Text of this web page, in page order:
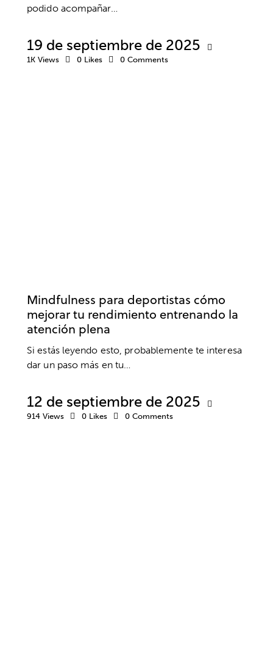
podido acompañar…
19 de septiembre de 2025
1K Views 0 Likes 0 Comments
Mindfulness para deportistas cómo
mejorar tu rendimiento entrenando la
atención plena
Si estás leyendo esto, probablemente te interesa
dar un paso más en tu…
12 de septiembre de 2025
914 Views 0 Likes 0 Comments